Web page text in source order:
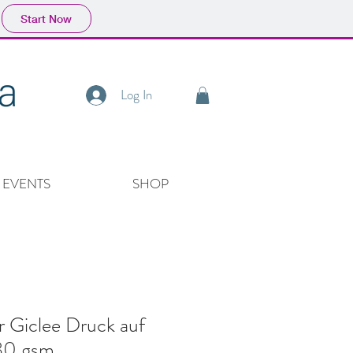
Start Now
Log In
EVENTS SHOP
Giclee Druck auf